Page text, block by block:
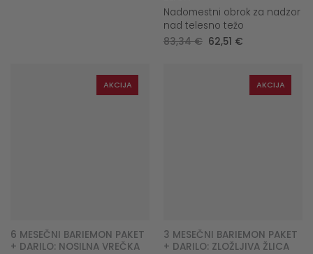
Nadomestni obrok za nadzor
nad telesno težo
83,34€ Original
price
62,51 €Current
AKCIJA
6 MESEČNI BARIEMON PAKET
+ DARILO: NOSILNA VREČKA
AKCIJA
3 MESEČNI BARIEMON PAKET
+ DARILO: ZLOŽLJIVA ŽLICA